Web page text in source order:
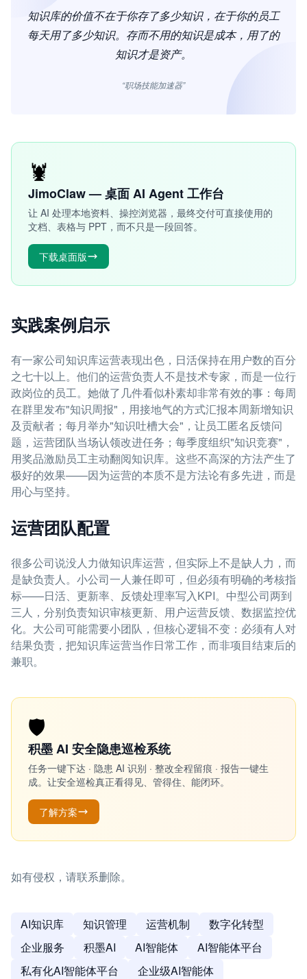
知识库的价值不在于你存了多少知识，在于你的员工
每天用了多少知识。存而不用的知识是成本，用了的
知识才是资产。
“职场技能加速器”
🦞
JimoClaw — 桌面 AI Agent 工作台
让 AI 处理本地资料、操控浏览器，最终交付可直接使用的
文档、表格与 PPT，而不只是一段回答。
下载桌面版
实践案例启示
有一家公司知识库运营表现出色，日活保持在用户数的百分
之七十以上。他们的运营负责人不是技术专家，而是一位行
政岗位的员工。她做了几件看似朴素却非常有效的事：每周
在群里发布"知识周报"，用接地气的方式汇报本周新增知识
及贡献者；每月举办"知识吐槽大会"，让员工匿名反馈问
题，运营团队当场认领改进任务；每季度组织"知识竞赛"，
用奖品激励员工主动翻阅知识库。这些不高深的方法产生了
极好的效果——因为运营的本质不是方法论有多先进，而是
用心与坚持。
运营团队配置
很多公司说没人力做知识库运营，但实际上不是缺人力，而
是缺负责人。小公司一人兼任即可，但必须有明确的考核指
标——日活、更新率、反馈处理率写入KPI。中型公司两到
三人，分别负责知识审核更新、用户运营反馈、数据监控优
化。大公司可能需要小团队，但核心逻辑不变：必须有人对
结果负责，把知识库运营当作日常工作，而非项目结束后的
兼职。
🛡️
积墨 AI 安全隐患巡检系统
任务一键下达 · 隐患 AI 识别 · 整改全程留痕 · 报告一键生
成。让安全巡检真正看得见、管得住、能闭环。
了解方案
如有侵权，请联系删除。
AI知识库 知识管理 运营机制
数字化转型
企业服务
积墨AI AI智能体
AI智能体平台
私有化AI智能体平台
企业级AI智能体